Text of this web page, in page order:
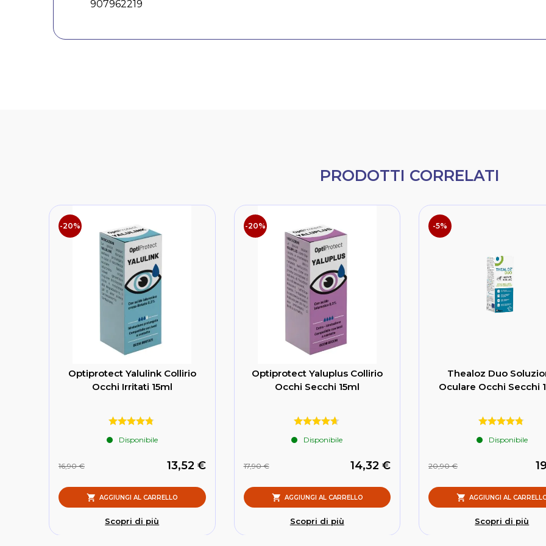
907962219
PRODOTTI CORRELATI
-20%
Optiprotect Yalulink Collirio
Occhi Irritati 15ml
Disponibile
13,52 €
16,90 €
AGGIUNGI AL CARRELLO
Scopri di più
-20%
Optiprotect Yaluplus Collirio
Occhi Secchi 15ml
Disponibile
14,32 €
17,90 €
AGGIUNGI AL CARRELLO
Scopri di più
-5%
Thealoz Duo
Oculare Occhi Secchi
Disponibile
20,90 €
AGGIUNGI AL
Scopri di più